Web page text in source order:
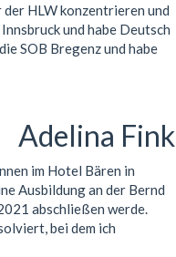
HLW konzentrieren und
und habe Deutsch
SOB Bregenz und habe
Adelina Fink
im Hotel Bären in
Ausbildung an der Bernd
abschließen werde.
bei dem ich